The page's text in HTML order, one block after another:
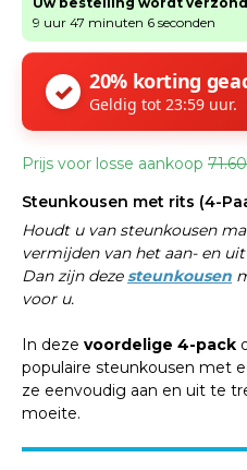
9 uur 47 minuten 6 seconden
✓ 20% korting
Geldig tot 23:59 uur.
Prijs voor losse aankoop
Steunkousen met rits (4-
Houdt u van steunkousen
vermijden van het aan- en
Dan zijn dezesteunkousen
voor u.
In deze voordelige 4-pack
populaire steunkousen met
ze eenvoudig aan en uit te
moeite.